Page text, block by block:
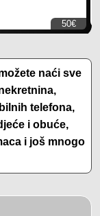
50€
naći sve
telefona,
i obuće,
i još mnogo